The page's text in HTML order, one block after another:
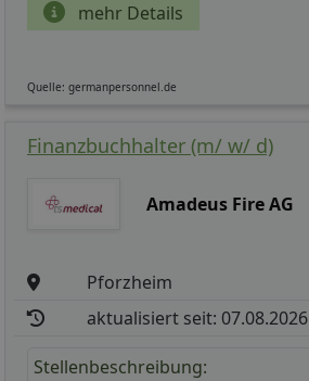
mehr Details
Quelle: germanpersonnel.de
Finanzbuchhalter (m/ w/ d)
Amadeus Fire AG
Pforzheim
aktualisiert seit: 07.08.2026
Stellenbeschreibung: